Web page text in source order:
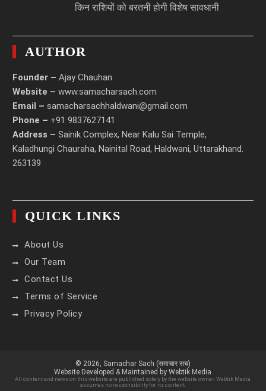
किन राशियों को बरतनी होगी विशेष सावधानी
AUTHOR
Founder – Ajay Chauhan
Website – www.samacharsach.com
Email – samacharsachhaldwani@gmail.com
Phone – +91 9837627141
Address – Sainik Complex, Near Kalu Sai Temple,
Kaladhungi Chauraha, Nainital Road, Haldwani, Uttarakhand.
263139
QUICK LINKS
About Us
Our Team
Contact Us
Terms of Service
Privacy Policy
© 2026, Samachar Sach (समाचार सच)
Website Developed & Maintained by Webtik Media
All content and news on this website are published solely by the website owner. Webtik Media
assumes no responsibility for its content.